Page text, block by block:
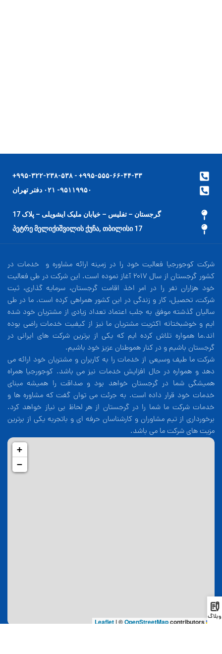
۹۹۵-۵۵۵-۶۶-۴۴-۳۳+ - ۹۹۵-۳۲۲-۲۳۸-۵۳۸+
۹۵۱۱۹۹۵۰- ۰۲۱ دفتر تهران
گرجستان – تفلیس – خیابان ملیک ایشویلی – پلاک 17
17 პეტრე მელიქიშვილის ქუჩა, თბილისი
شرکت کوجورجیا فعالیت خود را در زمینه ارائه مشاوره و خدمات در
کشور گرجستان از سال 2017 آغاز نموده است. این شرکت در طی فعالیت
خود هزاران نفر را در امر اخذ اقامت گرجستان، سرمایه گذاری، ثبت
شرکت، تحصیل، کار و زندگی در این کشور همراهی کرده است. ما در طی
سالیان گذشته موفق به جلب اعتماد تعداد زیادی از مشتریان خود شده
ایم و خوشبختانه اکثریت مشتریان ما نیز از کیفیت خدمات راضی بوده
اند.ما همواره تلاش کرده ایم که یکی از برترین شرکت های ایرانی در
گرجستان باشیم و در کنار هموطنان عزیز خود باشیم.
شرکت ما طیف وسیعی از خدمات را به کاربران و مشتریان خود ارائه می
دهد و همواره در حال افزایش خدمات نیز می باشد. کوجورجیا همراه
همیشگی شما در گرجستان خواهد بود و صداقت را همیشه مبنای
خدمات خود قرار داده است. به جرئت می توان گفت که مشاوره ها و
خدمات شرکت ما شما را در گرجستان از هر لحاظ بی نیاز خواهد کرد.
برخورداری از تیم مشاوران و کارشناسان حرفه ای و باتجربه یکی از برترین
مزیت های شرکت ما می باشد.
+
−
Leaflet
|©OpenStreetMapcontributors
وبلاگ